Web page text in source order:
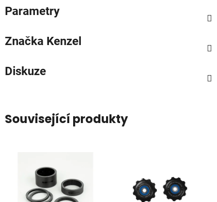
Parametry
Značka Kenzel
Diskuze
Související produkty